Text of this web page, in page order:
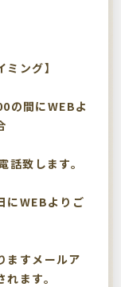
ミング】
の間にWEBよ
致します。
にWEBよりご
ますメールア
ます。